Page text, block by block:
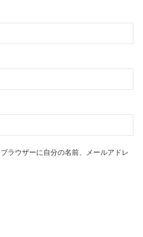
ラウザーに自分の名前、メールアドレ